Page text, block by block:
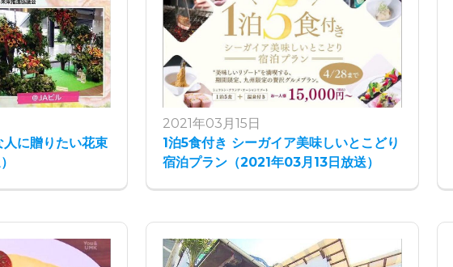
に贈りたい花束
2021年03月15日
1泊5食付き シーガイア美味しいとこどり
宿泊プラン（2021年03月13日放送）